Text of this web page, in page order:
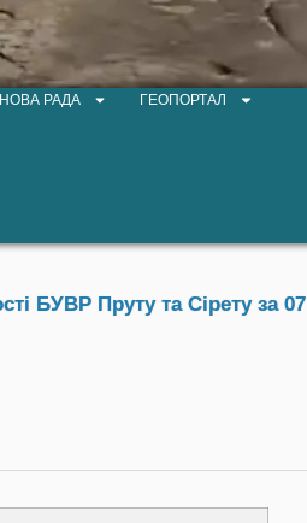
РАДА ГЕОПОРТАЛ
БУВР Пруту та Сірету за 07